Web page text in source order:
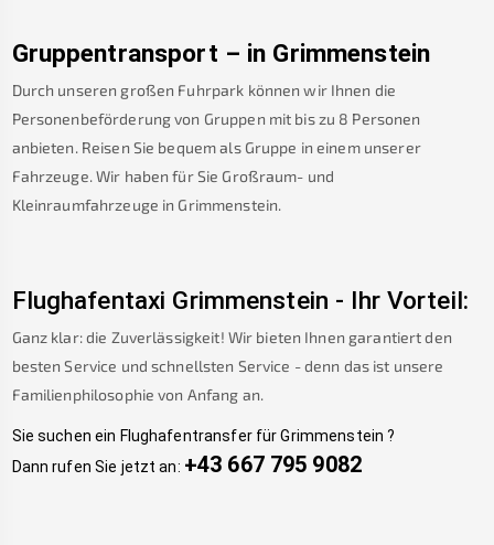
Gruppentransport – in Grimmenstein
Durch unseren großen Fuhrpark können wir Ihnen die
Personenbeförderung von Gruppen mit bis zu 8 Personen
anbieten. Reisen Sie bequem als Gruppe in einem unserer
Fahrzeuge. Wir haben für Sie Großraum- und
Kleinraumfahrzeuge in Grimmenstein.
Flughafentaxi Grimmenstein - Ihr Vorteil:
Ganz klar: die Zuverlässigkeit! Wir bieten Ihnen garantiert den
besten Service und schnellsten Service - denn das ist unsere
Familienphilosophie von Anfang an.
Sie suchen ein Flughafentransfer für Grimmenstein ?
Dann rufen Sie jetzt an: +43 667 795 9082